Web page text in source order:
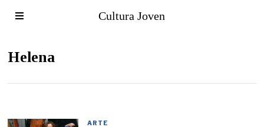
Cultura Joven
Helena
ARTE